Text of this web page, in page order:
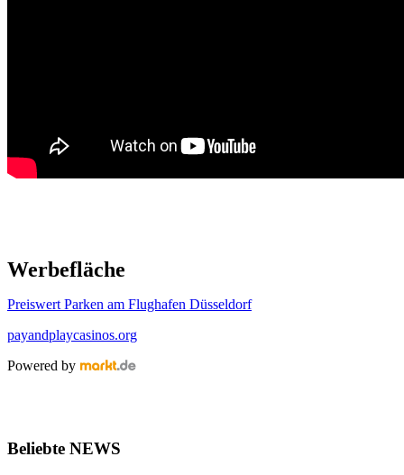
Werbefläche
Preiswert Parken am Flughafen Düsseldorf
payandplaycasinos.org
Powered by
Beliebte NEWS